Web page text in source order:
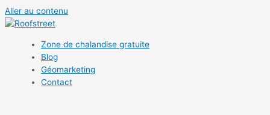
Aller au contenu
Zone de chalandise gratuite
Blog
Géomarketing
Contact